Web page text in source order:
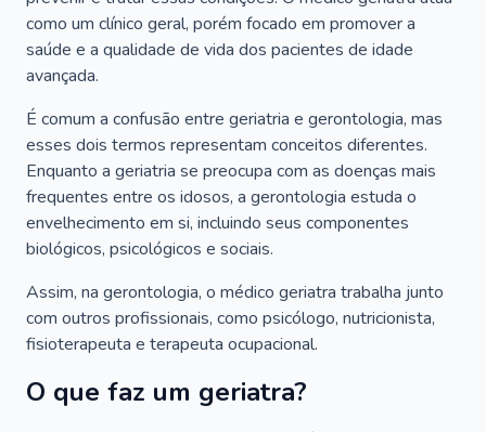
como um clínico geral, porém focado em promover a
saúde e a qualidade de vida dos pacientes de idade
avançada.
É comum a confusão entre geriatria e gerontologia, mas
esses dois termos representam conceitos diferentes.
Enquanto a geriatria se preocupa com as doenças mais
frequentes entre os idosos, a gerontologia estuda o
envelhecimento em si, incluindo seus componentes
biológicos, psicológicos e sociais.
Assim, na gerontologia, o médico geriatra trabalha junto
com outros profissionais, como psicólogo, nutricionista,
fisioterapeuta e terapeuta ocupacional.
O que faz um geriatra?